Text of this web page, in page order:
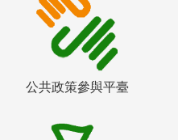
公共政策參與平臺